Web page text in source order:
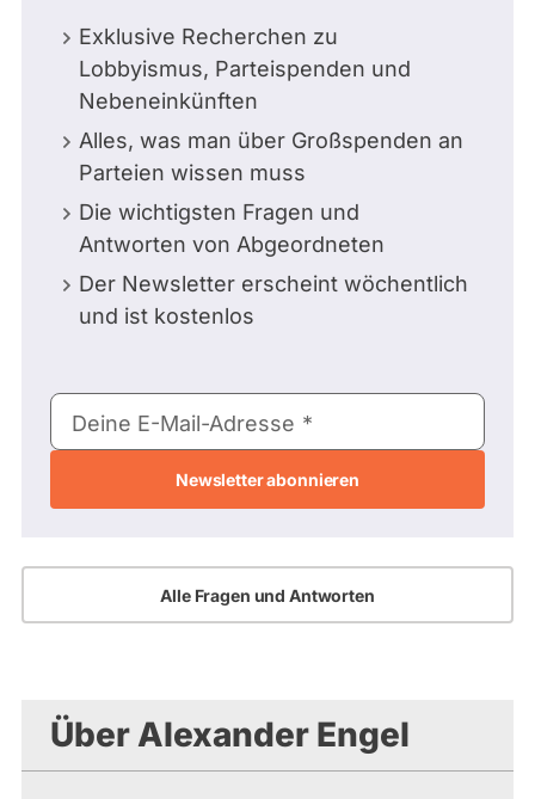
Exklusive Recherchen zu
Lobbyismus, Parteispenden und
Nebeneinkünften
Alles, was man über Großspenden an
Parteien wissen muss
Die wichtigsten Fragen und
Antworten von Abgeordneten
Der Newsletter erscheint wöchentlich
und ist kostenlos
E-
Mail-
Deine E-Mail-Adresse
Alle Fragen und Antworten
Über Alexander Engel